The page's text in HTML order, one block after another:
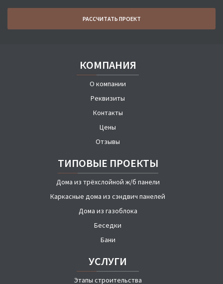
РАССЧИТАТЬ ПРОЕКТ
КОМПАНИЯ
О компании
Реквизиты
Контакты
Цены
Отзывы
ТИПОВЫЕ ПРОЕКТЫ
Дома из трёхслойной ж/б панели
Каркасные дома из сэндвич панелей
Дома из газоблока
Беседки
Бани
УСЛУГИ
Этапы строительства